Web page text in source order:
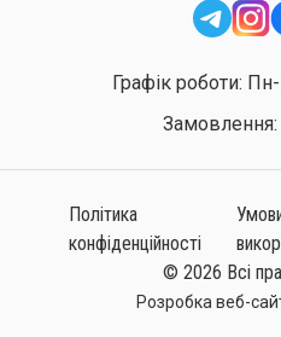
Графік роботи:
Політика
конфіденційності
© 2026 Всі
Розробка веб-